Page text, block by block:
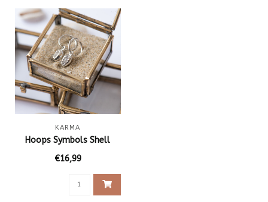
KARMA
Hoops Symbols Shell
€16,99